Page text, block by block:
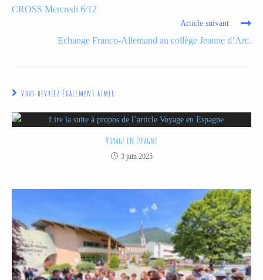
CROSS Mercredi 6/12
Article suivant
Echange Franco-Allemand au collège Jeanne d’Arc.
Vous devriez également aimer
Voyage en Espagne
3 juin 2025